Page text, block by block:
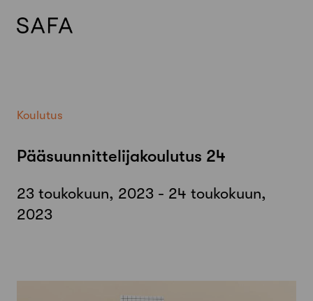
Koulutus
Pääsuunnittelijakoulutus 24
23 toukokuun, 2023 - 24 toukokuun,
2023